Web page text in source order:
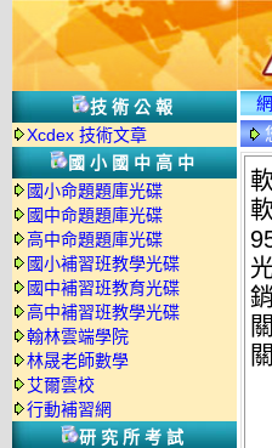
技術公報
Xcdex 技術文章
國小國中高中
國小命題題庫光碟
國中命題題庫光碟
高中命題題庫光碟
國小補習班教學光碟
國中補習班教育光碟
高中補習班教學光碟
翰林雲端學院
林晟老師數學
艾爾雲校
行動補習網
研究所考試